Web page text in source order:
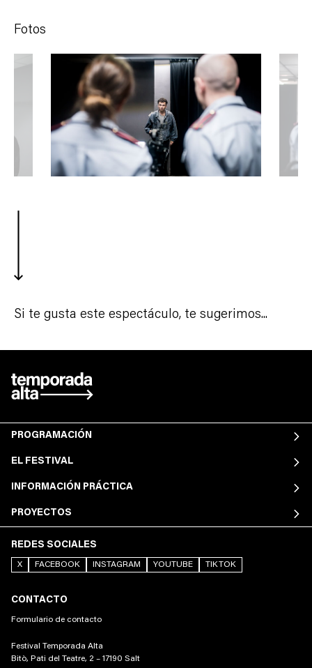
Fotos
Si te gusta este espectáculo, te sugerimos...
PROGRAMACIÓN
EL FESTIVAL
INFORMACIÓN PRÁCTICA
PROYECTOS
REDES SOCIALES
X FACEBOOK INSTAGRAM YOUTUBE TIKTOK
CONTACTO
Formulario de contacto
Festival Temporada Alta
Bitò, Pati del Teatre, 2 – 17190 Salt